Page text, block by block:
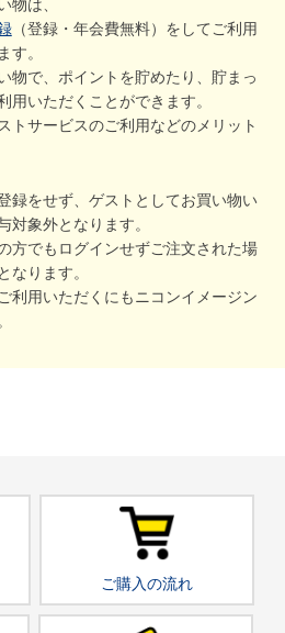
物は、
（登録・年会費無料）をしてご利用
す。
物で、ポイントを貯めたり、貯まっ
用いただくことができます。
トサービスのご利用などのメリット
録をせず、ゲストとしてお買い物い
対象外となります。
方でもログインせずご注文された場
なります。
利用いただくにもニコンイメージン
ご購入の流れ